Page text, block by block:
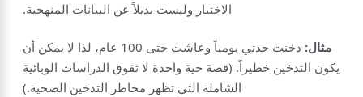
الاختيار وليست بديلاً عن البيانات المنهجية.
مثال:
دخنت جدتي يومياً وعاشت حتى 100 عام، لذا لا يمكن أن
يكون التدخين خطيراً. (قصة حية واحدة لا تفوق الدراسات الوبائية
الشاملة التي تظهر مخاطر التدخين الصحية.)